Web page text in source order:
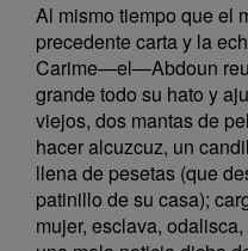
Al mismo tiempo que el
precedente carta y la
Carime—el—Abdoun
grande todo su hato y
viejos, dos mantas de
hacer alcuzcuz, un
llena de pesetas (que
patinillo de su casa);
mujer, esclava,